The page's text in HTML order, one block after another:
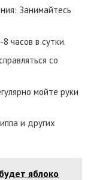
Занимайтесь
часов в сутки.
со
мойте руки
и других
яблоко